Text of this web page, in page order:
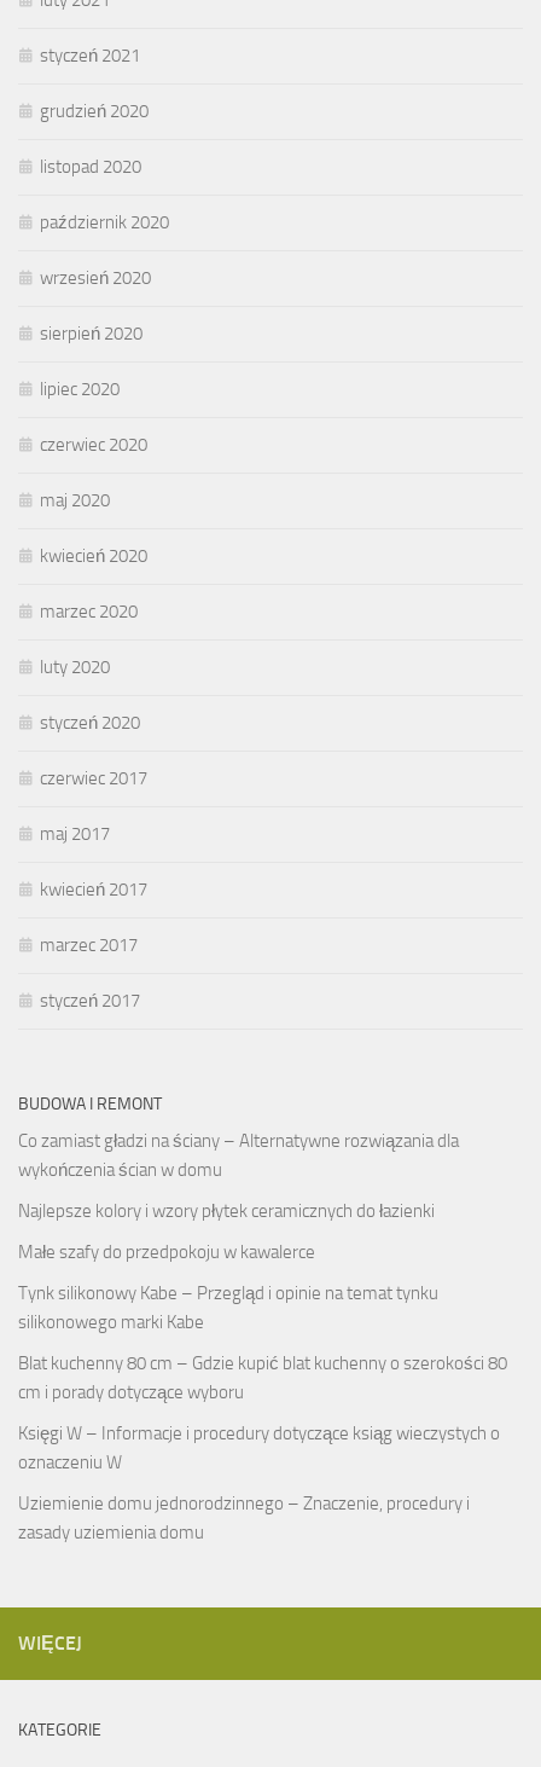
styczeń 2021
grudzień 2020
listopad 2020
październik 2020
wrzesień 2020
sierpień 2020
lipiec 2020
czerwiec 2020
maj 2020
kwiecień 2020
marzec 2020
luty 2020
styczeń 2020
czerwiec 2017
maj 2017
kwiecień 2017
marzec 2017
styczeń 2017
BUDOWA I REMONT
Co zamiast gładzi na ściany – Alternatywne rozwiązania dla
wykończenia ścian w domu
Najlepsze kolory i wzory płytek ceramicznych do łazienki
Małe szafy do przedpokoju w kawalerce
Tynk silikonowy Kabe – Przegląd i opinie na temat tynku
silikonowego marki Kabe
Blat kuchenny 80 cm – Gdzie kupić blat kuchenny o szerokości 80
cm i porady dotyczące wyboru
Księgi W – Informacje i procedury dotyczące ksiąg wieczystych o
oznaczeniu W
Uziemienie domu jednorodzinnego – Znaczenie, procedury i
zasady uziemienia domu
WIĘCEJ
KATEGORIE